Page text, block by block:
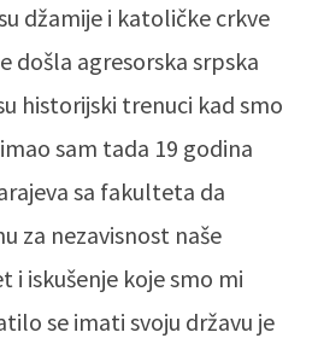
džamije i katoličke crkve
došla agresorska srpska
historijski trenuci kad smo
sam tada 19 godina
sa fakulteta da
za nezavisnost naše
i iskušenje koje smo mi
se imati svoju državu je